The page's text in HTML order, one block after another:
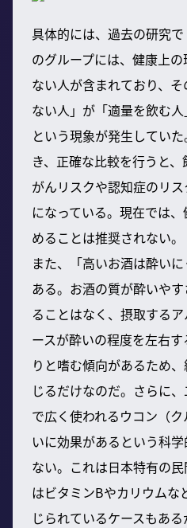
具体的には、過去の研究で
のグループには、健康上
ない人が含まれており、
ない人」が「適量を飲む
という現象が発生してい
き、正確な比較を行うと
がんリスクや認知症のリ
になっている。現在では
めることは推奨されない。
また、「高いお酒は酔い
ある。お酒の質が酔いや
ることはなく、摂取する
ースが酔いの程度を左右
りと嗜む傾向があるため
じるだけなのだ。さらに
で広く使われるウコン（
いに効果があるという科
ない。これは日本特有の
はビタミンBやカリウムな
じられているケースもあ